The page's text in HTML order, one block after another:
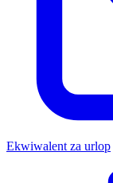
Ekwiwalent za urlop